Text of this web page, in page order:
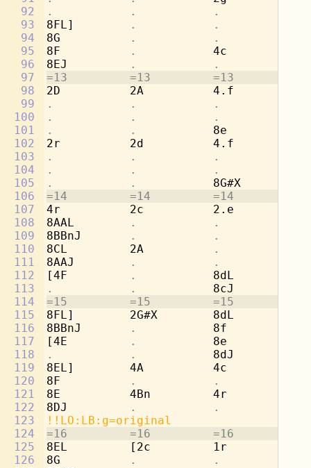
92
93
94
95
96
97
98
99
100
101
102
103
104
105
106
107
108
109
110
111
112
113
114
115
116
117
118
119
120
121
122
123
124
125
126
.           .           .
8FL]
.           .
8G
.           .           .
8F
. 4c
8EJ
.           .           .
=13         =13         =13
2D          2A          4.f
.           .           .
.           .           .
.           . 8e
2r          2d          4.f
.           .           .
.           .           .
.           . 8G#X
=14         =14         =14
4r          2c          2.e
8AAL
.           .
8BBnJ
.           .
8CL         2A
.
8AAJ
.           .           .
[4F
. 8dL
.           . 8cJ
=15         =15         =15
8FL]        2G#X        8dL
8BBnJ
. 8f
[4E
. 8e
.           . 8dJ
8EL]        4A          4c
8F
.           .           .
8E          4Bn         4r
8DJ
.           .           .
!!LO:LB:g=original
=16         =16         =16
8EL         [2c         1r
8G
.           .